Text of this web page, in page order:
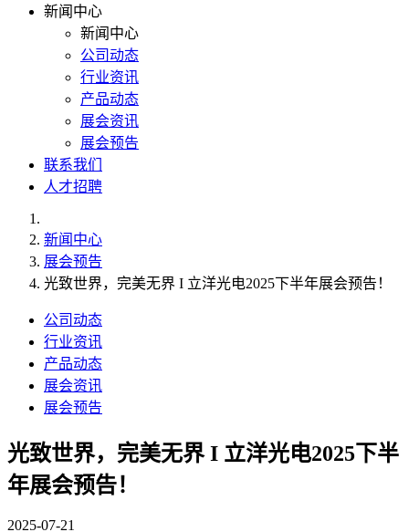
新闻中心
新闻中心
公司动态
行业资讯
产品动态
展会资讯
展会预告
联系我们
人才招聘
新闻中心
展会预告
光致世界，完美无界 I 立洋光电2025下半年展会预告！
公司动态
行业资讯
产品动态
展会资讯
展会预告
光致世界，完美无界 I 立洋光电2025下半
年展会预告！
2025-07-21